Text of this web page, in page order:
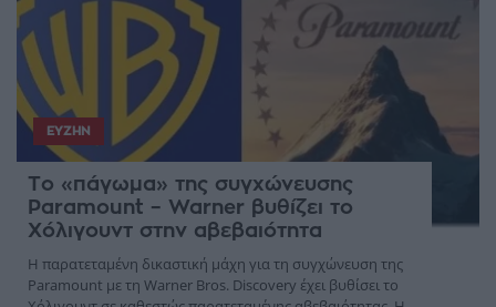
ΕΥΖΗΝ
Το «πάγωμα» της συγχώνευσης
Paramount – Warner βυθίζει το
Χόλιγουντ στην αβεβαιότητα
Η παρατεταμένη δικαστική μάχη για τη συγχώνευση της
Paramount με τη Warner Bros. Discovery έχει βυθίσει το